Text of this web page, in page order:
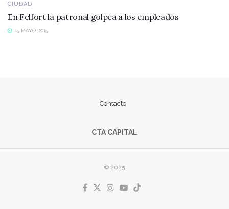
CIUDAD
En Felfort la patronal golpea a los empleados
15 MAYO, 2015
Contacto
CTA CAPITAL
© 2025